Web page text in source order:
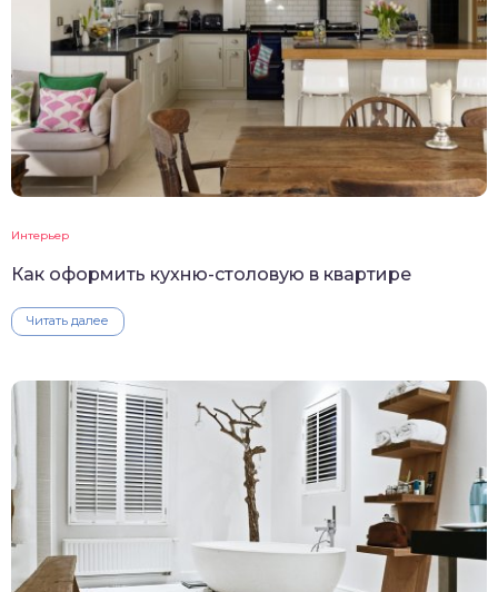
Интерьер
Как оформить кухню-столовую в квартире
Читать далее